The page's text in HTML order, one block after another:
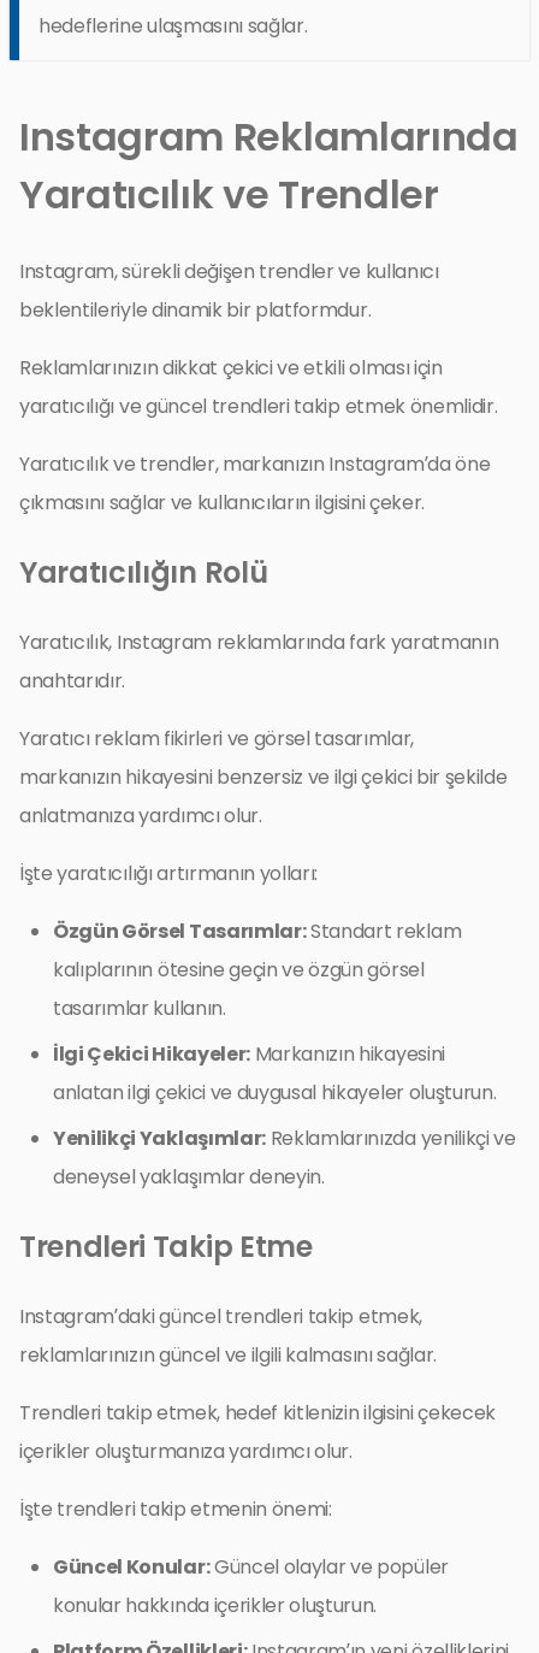
hedeflerine ulaşmasını sağlar.
Instagram Reklamlarında
Yaratıcılık ve Trendler
Instagram, sürekli değişen trendler ve kullanıcı
beklentileriyle dinamik bir platformdur.
Reklamlarınızın dikkat çekici ve etkili olması için
yaratıcılığı ve güncel trendleri takip etmek önemlidir.
Yaratıcılık ve trendler, markanızın Instagram’da öne
çıkmasını sağlar ve kullanıcıların ilgisini çeker.
Yaratıcılığın Rolü
Yaratıcılık, Instagram reklamlarında fark yaratmanın
anahtarıdır.
Yaratıcı reklam fikirleri ve görsel tasarımlar,
markanızın hikayesini benzersiz ve ilgi çekici bir şekilde
anlatmanıza yardımcı olur.
İşte yaratıcılığı artırmanın yolları:
Özgün Görsel Tasarımlar:Standart reklam
kalıplarının ötesine geçin ve özgün görsel
tasarımlar kullanın.
İlgi Çekici Hikayeler:Markanızın hikayesini
anlatan ilgi çekici ve duygusal hikayeler oluşturun.
Yenilikçi Yaklaşımlar:Reklamlarınızda yenilikçi ve
deneysel yaklaşımlar deneyin.
Trendleri Takip Etme
Instagram’daki güncel trendleri takip etmek,
reklamlarınızın güncel ve ilgili kalmasını sağlar.
Trendleri takip etmek, hedef kitlenizin ilgisini çekecek
içerikler oluşturmanıza yardımcı olur.
İşte trendleri takip etmenin önemi:
Güncel Konular:Güncel olaylar ve popüler
konular hakkında içerikler oluşturun.